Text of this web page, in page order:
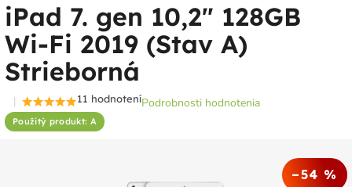
iPad 7. gen 10,2" 128GB
Wi-Fi 2019 (Stav A)
Strieborná
Použitý produkt: A
Priemerné
hodnotenie
11 hodnoteníPodrobnosti hodnotenia
–54 %